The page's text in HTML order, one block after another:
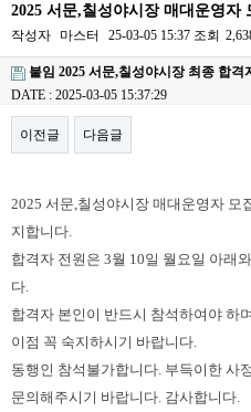
2025 서문,칠성야시장 매대운영자
작성자 마스터 25-03-05 15:37 조회
붙임 2025 서문,칠성야시장 최종 합격
DATE : 2025-03-05 15:37:29
이전글 다음글
2025 서문,칠성야시장 매대운영자 모
지합니다.
합격자 전원은 3월 10일 월요일 아래
다.
합격자 본인이 반드시 참석하여야 하며
이점 꼭 숙지하시기 바랍니다.
동행인 참석불가합니다. 부득이한 사
문의해주시기 바랍니다. 감사합니다.